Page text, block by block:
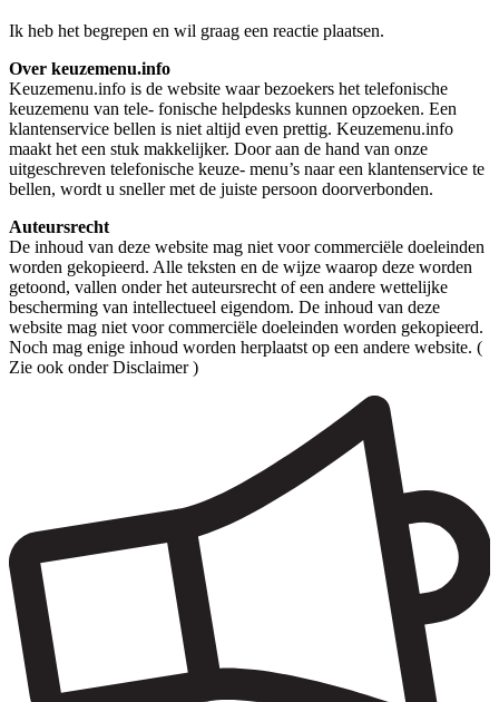
Ik heb het begrepen en wil graag een reactie plaatsen.
Over keuzemenu.info
Keuzemenu.info is de website waar bezoekers het telefonische
keuzemenu van tele- fonische helpdesks kunnen opzoeken. Een
klantenservice bellen is niet altijd even prettig. Keuzemenu.info
maakt het een stuk makkelijker. Door aan de hand van onze
uitgeschreven telefonische keuze- menu’s naar een klantenservice te
bellen, wordt u sneller met de juiste persoon doorverbonden.
Auteursrecht
De inhoud van deze website mag niet voor commerciële doeleinden
worden gekopieerd. Alle teksten en de wijze waarop deze worden
getoond, vallen onder het auteursrecht of een andere wettelijke
bescherming van intellectueel eigendom. De inhoud van deze
website mag niet voor commerciële doeleinden worden gekopieerd.
Noch mag enige inhoud worden herplaatst op een andere website. (
Zie ook onder Disclaimer )